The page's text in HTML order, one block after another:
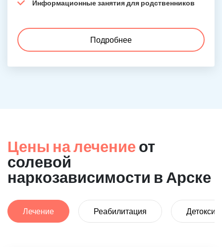
Информационные занятия для родственников
Подробнее
Цены на лечение от
солевой
наркозависимости в Арске
Лечение Реабилитация